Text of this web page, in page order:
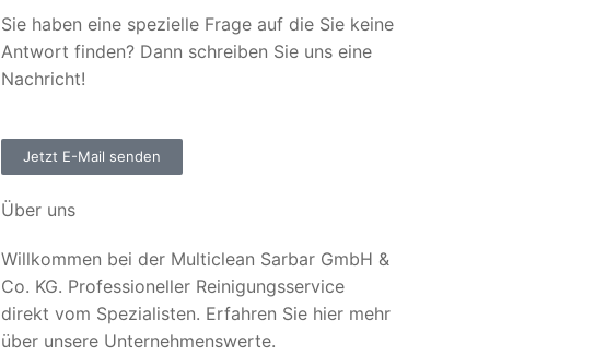
Sie haben eine spezielle Frage auf die Sie keine
Antwort finden? Dann schreiben Sie uns eine
Nachricht!
Jetzt E-Mail senden
Über uns
Willkommen bei der Multiclean Sarbar GmbH &
Co. KG. Professioneller Reinigungsservice
direkt vom Spezialisten. Erfahren Sie hier mehr
über unsere Unternehmenswerte.